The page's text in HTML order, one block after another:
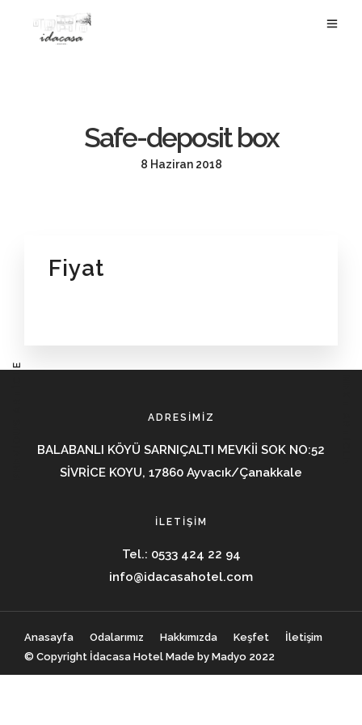
Safe-deposit box
8 Haziran 2018
Fiyat
ADRESIMIZ
BALABANLI KÖYÜ SARNIÇALTI MEVKİİ SOK NO:52
SİVRİCE KOYU, 17860 Ayvacık/Çanakkale
İLETIŞIM
Tel.: 0533 424 22 94
info@idacasahotel.com
Anasayfa Odalarımız Hakkımızda Keşfet
İletişim
© Copyright İdacasa Hotel Made by Madyo 2022